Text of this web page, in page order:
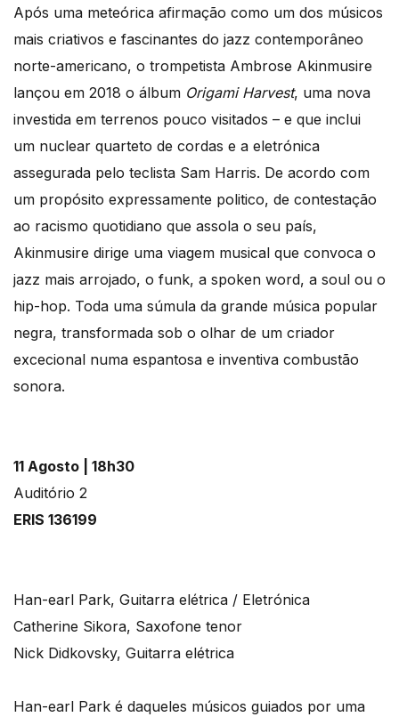
Após uma meteórica afirmação como um dos músicos
mais criativos e fascinantes do jazz contemporâneo
norte-americano, o trompetista Ambrose Akinmusire
lançou em 2018 o álbum Origami Harvest, uma nova
investida em terrenos pouco visitados – e que inclui
um nuclear quarteto de cordas e a eletrónica
assegurada pelo teclista Sam Harris. De acordo com
um propósito expressamente politico, de contestação
ao racismo quotidiano que assola o seu país,
Akinmusire dirige uma viagem musical que convoca o
jazz mais arrojado, o funk, a spoken word, a soul ou o
hip-hop. Toda uma súmula da grande música popular
negra, transformada sob o olhar de um criador
excecional numa espantosa e inventiva combustão
sonora.
11 Agosto | 18h30
Auditório 2
ERIS 136199
Han-earl Park, Guitarra elétrica / Eletrónica
Catherine Sikora, Saxofone tenor
Nick Didkovsky, Guitarra elétrica
Han-earl Park é daqueles músicos guiados por uma